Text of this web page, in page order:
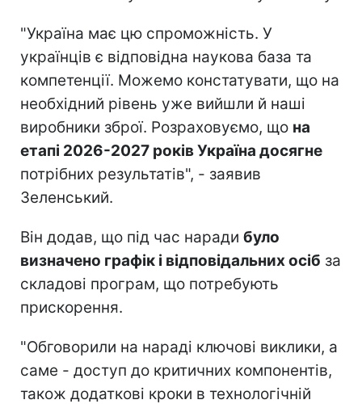
"Україна має цю спроможність. У
українців є відповідна наукова база та
компетенції. Можемо констатувати, що на
необхідний рівень уже вийшли й наші
виробники зброї. Розраховуємо, що на
етапі 2026-2027 років Україна досягне
потрібних результатів", - заявив
Зеленський.
Він додав, що під час наради було
визначено графік і відповідальних осіб за
складові програм, що потребують
прискорення.
"Обговорили на нараді ключові виклики, а
саме - доступ до критичних компонентів,
також додаткові кроки в технологічній